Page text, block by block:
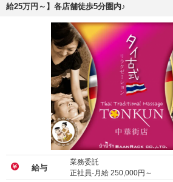
給25万円～】各店舗徒歩5分圏内♪
給与
業務委託
正社員-月給 250,000円～